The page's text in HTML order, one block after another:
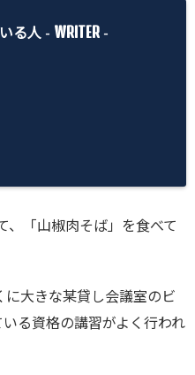
る人 - WRITER -
、「山椒肉そば」を食べて
に大きな某貸し会議室のビ
る資格の講習がよく行われ